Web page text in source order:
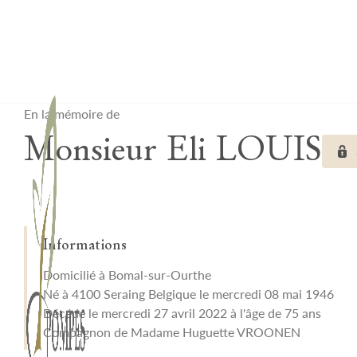
En la mémoire de
Monsieur Eli LOUIS
Informations
Domicilié à Bomal-sur-Ourthe
Né à 4100 Seraing Belgique le mercredi 08 mai 1946
Décédé le mercredi 27 avril 2022 à l'âge de 75 ans
Compagnon de Madame Huguette VROONEN